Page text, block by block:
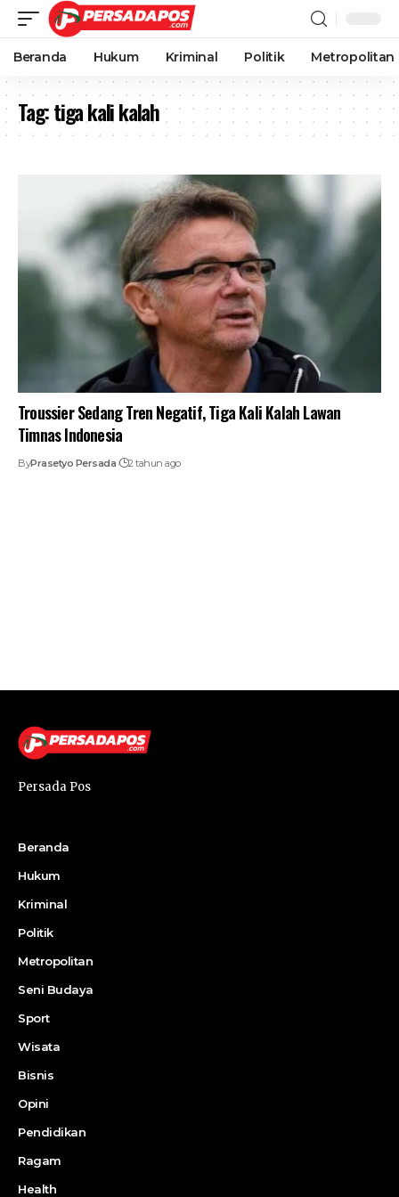
Beranda Hukum Kriminal Politik Metropolitan
Tag:tiga kali kalah
Troussier Sedang Tren Negatif, Tiga Kali Kalah Lawan
Timnas Indonesia
ByPrasetyo Persada 2 tahun ago
Persada Pos
Beranda
Hukum
Kriminal
Politik
Metropolitan
Seni Budaya
Sport
Wisata
Bisnis
Opini
Pendidikan
Ragam
Health